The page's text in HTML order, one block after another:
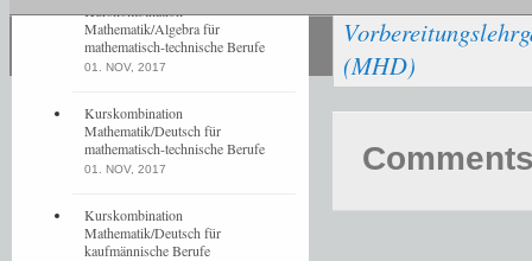
(MHD)
Kurskombination
Mathematik/Algebra für
mathematisch-technische Berufe
01. NOV, 2017
Kurskombination
Mathematik/Deutsch für
mathematisch-technische Berufe
01. NOV, 2017
Kurskombination
Mathematik/Deutsch für
kaufmännische Berufe